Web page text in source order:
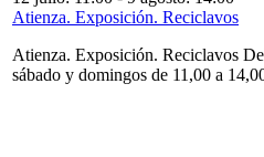
Atienza. Exposición. Reciclavos
Atienza. Exposición. Reciclavos
sábado y domingos de 11,00 a